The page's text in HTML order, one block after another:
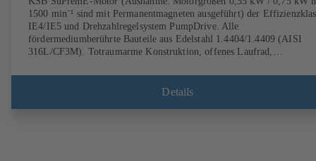
1500 min⁻¹ sind mit Permanentmagneten ausgeführt) der
IE4/IE5 und Drehzahlregelsystem PumpDrive. Alle
fördermediumberührte Bauteile aus Edelstahl 1.4404/1.4409 (AISI
316L/CF3M). Totraumarme Konstruktion, offenes Laufrad,
Hygienische Konstruktion für rückstandslose Reinigung (CIP/SIP-
Alle Werkstoffe sind FDA-konform und entsprechen der EN 1935/
Details